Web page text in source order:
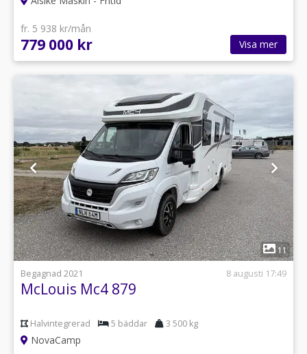
fr. 5 938 kr/mån
779 000 kr Visa mer
1
11
Begagnad 2021
8 augusti 17:49
McLouis Mc4 879
Halvintegrerad 5 bäddar 3 500 kg
NovaCamp